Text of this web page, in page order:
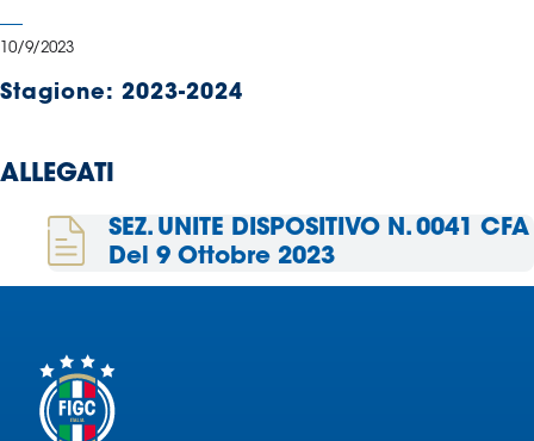
del
Calcio
partner
nazionali
Assicurazione
10/9/2023
Stagione: 2023-2024
ALLEGATI
SEZ. UNITE DISPOSITIVO N. 0041 CFA
Del 9 Ottobre 2023